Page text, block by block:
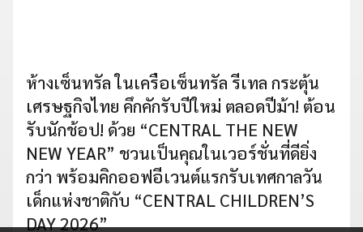
ห้างเซ็นทรัล ในเครือเซ็นทรัล รีเทล กระตุ้น
เศรษฐกิจไทย คึกคักรับปีใหม่ ตลอดปีม้า! ต้อน
รับนักช้อป! ด้วย “CENTRAL THE NEW
NEW YEAR” ชวนเป็นคุณในเวอร์ชั่นที่ดียิ่ง
กว่า พร้อมคิกออฟอีเวนต์แรกรับเทศกาลวัน
เด็กแห่งชาติกับ “CENTRAL CHILDREN’S
DAY 2026”